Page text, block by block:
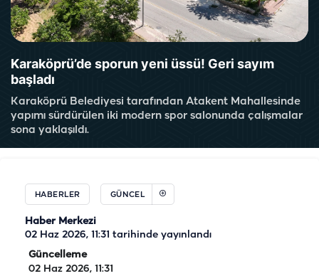
Karaköprü’de sporun yeni üssü! Geri sayım
başladı
Karaköprü Belediyesi tarafından Atakent Mahallesinde
yapımı sürdürülen iki modern spor salonunda çalışmalar
sona yaklaşıldı.
HABERLER GÜNCEL
Haber Merkezi
02 Haz 2026, 11:31 tarihinde yayınlandı
Güncelleme
02 Haz 2026, 11:31